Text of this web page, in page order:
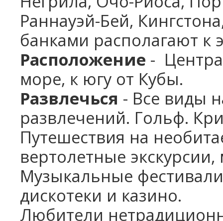
Раннауэй-Бей,
банками располагают к
Расположение -
море, к югу от Кубы.
Развлечься - Все виды
развлечений. Гольф.
Путешествия на
вертолетные
Музыкальные
дискотеки и казино.
Любители